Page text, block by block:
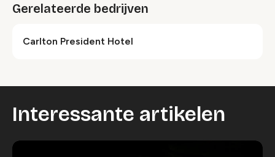
Gerelateerde bedrijven
Carlton President Hotel
Interessante artikelen